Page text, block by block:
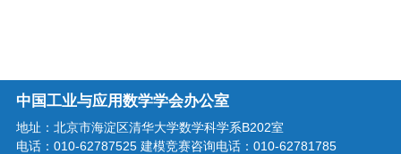
中国工业与应用数学学会办公室
地址：北京市海淀区清华大学数学科学系B202室
电话：010-62787525 建模竞赛咨询电话：010-62781785